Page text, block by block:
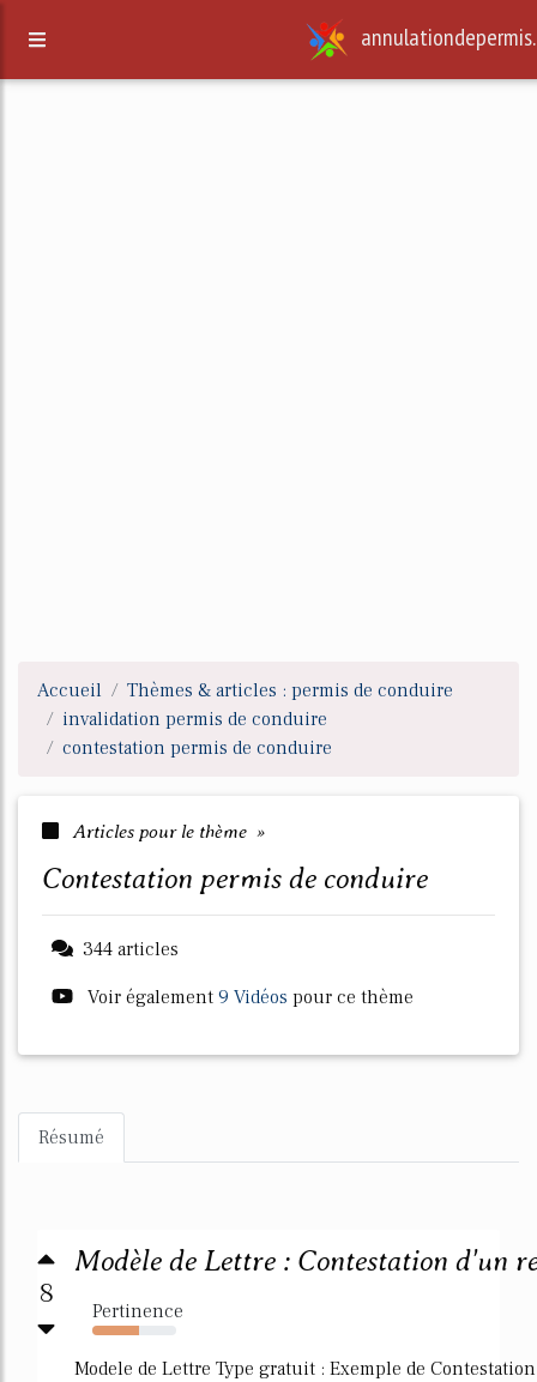
annulationdepermis.
Accueil
Thèmes & articles : permis de conduire
invalidation permis de conduire
contestation permis de conduire
Articles pour le thème »
contestation permis de conduire
344 articles
Voir également 9 Vidéos pour ce thème
Résumé
8
Modèle de Lettre : Contestation d'un
Pertinence
56%
Modele de Lettre Type gratuit : Exemple de